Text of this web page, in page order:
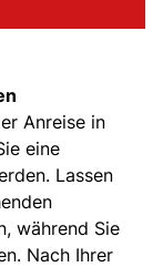
Anreise in
eine
Lassen
während Sie
Nach Ihrer